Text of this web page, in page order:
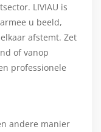
LIVIAU is
u beeld,
afstemt. Zet
of vanop
professionele
andere manier